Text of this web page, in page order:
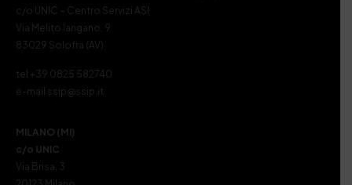
c/o UNIC – Centro Servizi ASI
Via Melito Iangano, 9
83029 Solofra (AV)
tel +39 0825 582740
e-mail ssip@ssip.it
MILANO (MI)
c/o UNIC
Via Brisa, 3